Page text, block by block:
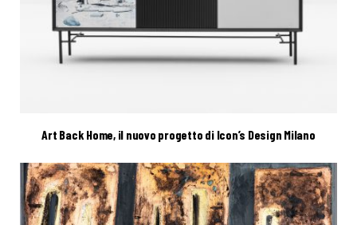
Art Back Home, il nuovo progetto di Icon’s Design Milano